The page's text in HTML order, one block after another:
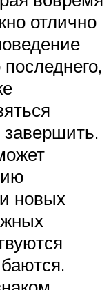
отлично
новых